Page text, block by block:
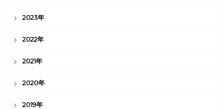
2023年
2022年
2021年
2020年
2019年